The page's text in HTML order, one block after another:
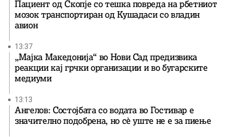
Пациент од Скопје со тешка повреда на рбетниот
мозок транспортиран од Кушадаси со владин
авион
13:37
„Мајка Македонија“ во Нови Сад предизвика
реакции кај грчки организации и во бугарските
медиуми
13:13
Ангелов: Состојбата со водата во Гостивар е
значително подобрена, но сè уште не е за пиење